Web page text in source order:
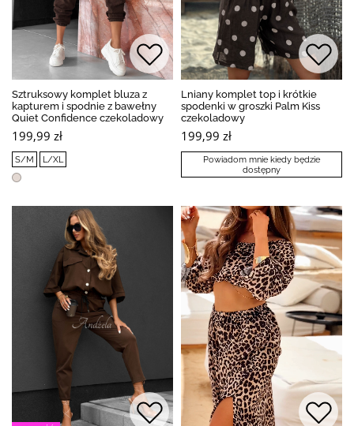
Sztruksowy komplet bluza z
kapturem i spodnie z bawełny
Quiet Confidence czekoladowy
199,99 zł
S/M L/XL
Lniany komplet top i krótkie
spodenki w groszki Palm Kiss
czekoladowy
199,99 zł
Powiadom mnie kiedy będzie
dostępny